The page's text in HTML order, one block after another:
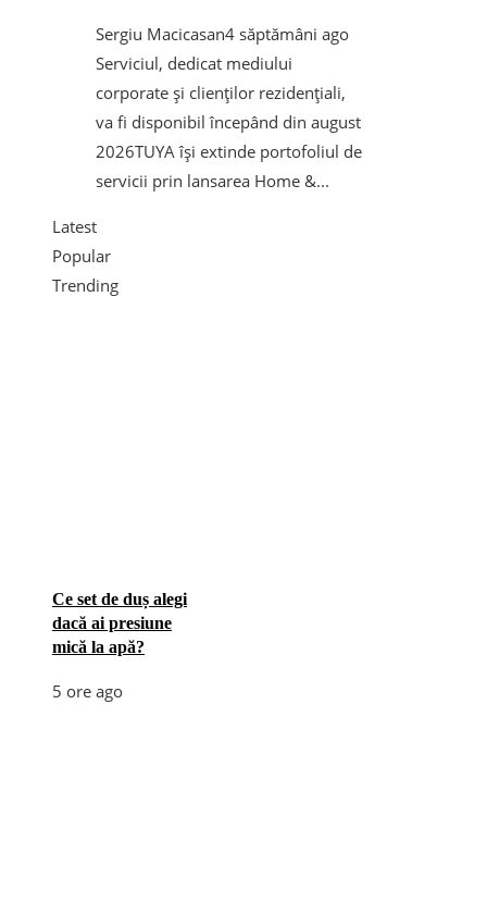
Sergiu Macicasan4 săptămâni ago
Serviciul, dedicat mediului
corporate și clienților rezidențiali,
va fi disponibil începând din august
2026TUYA își extinde portofoliul de
servicii prin lansarea Home &...
Latest
Popular
Trending
Ce set de duș alegi
dacă ai presiune
mică la apă?
5 ore ago